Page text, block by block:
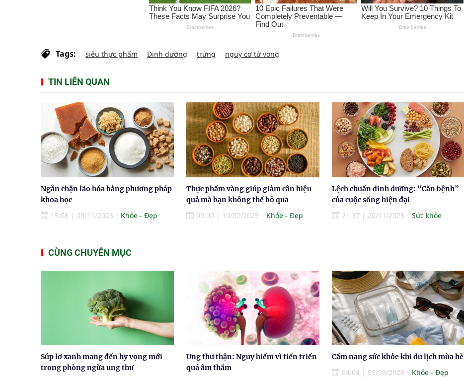
Tags: siêu thực phẩm Dinh dưỡng trứng nguy cơ tử vong
TIN LIÊN QUAN
Ngăn chặn lão hóa bằng phương pháp
khoa học
15:08 | 30/11/2025 Khỏe - Đẹp
Thực phẩm vàng giúp giảm cân hiệu
quả mà bạn không thể bỏ qua
09:00 | 10/02/2025 Khỏe - Đẹp
Lệch chuẩn dinh dưỡng: “Căn bệnh”
của cuộc sống hiện đại
21:37 | 20/11/2025 Sức khỏe
CÙNG CHUYÊN MỤC
Súp lơ xanh mang đến hy vọng mới
trong phòng ngừa ung thư
Ung thư thận: Nguy hiểm vì tiến triển
quá âm thầm
Cẩm nang sức khỏe khi du lịch mùa hè
04:04 | 05/08/2026 Khỏe - Đẹp